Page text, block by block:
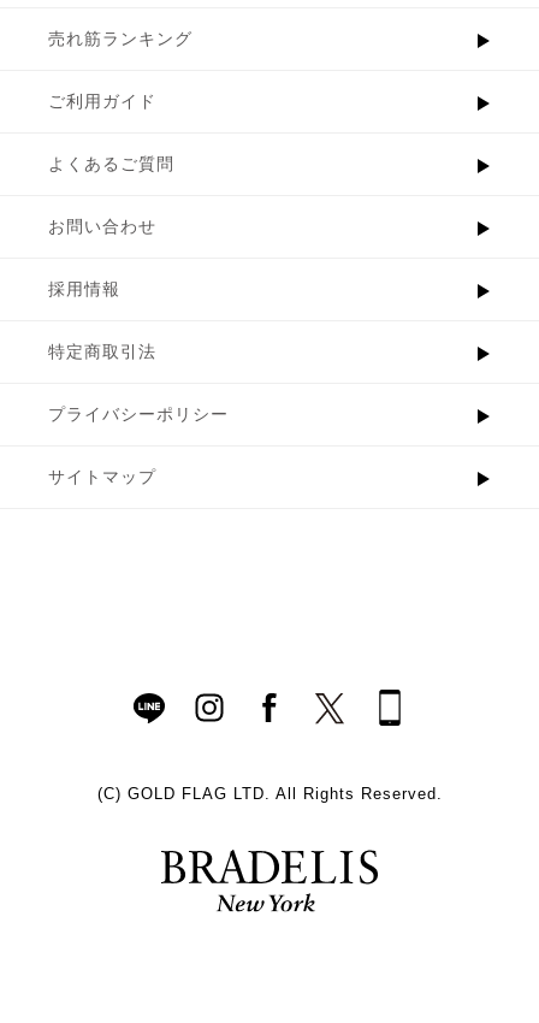
売れ筋ランキング
ご利用ガイド
よくあるご質問
お問い合わせ
採用情報
特定商取引法
プライバシーポリシー
サイトマップ
(C) GOLD FLAG LTD. All Rights Reserved.